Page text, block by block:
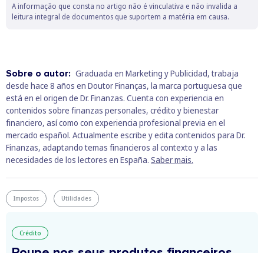
A informação que consta no artigo não é vinculativa e não invalida a
leitura integral de documentos que suportem a matéria em causa.
Sobre o autor: Graduada en Marketing y Publicidad, trabaja
desde hace 8 años en Doutor Finanças, la marca portuguesa que
está en el origen de Dr. Finanzas. Cuenta con experiencia en
contenidos sobre finanzas personales, crédito y bienestar
financiero, así como con experiencia profesional previa en el
mercado español. Actualmente escribe y edita contenidos para Dr.
Finanzas, adaptando temas financieros al contexto y a las
necesidades de los lectores en España. Saber mais.
Impostos Utilidades
Crédito